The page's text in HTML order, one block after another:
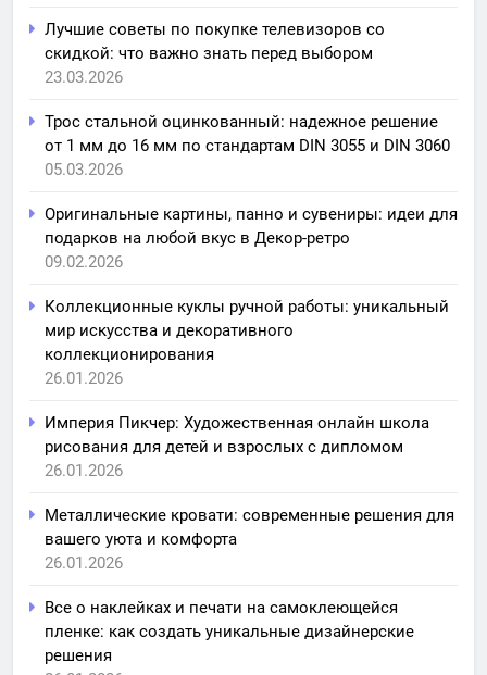
Лучшие советы по покупке телевизоров со
скидкой: что важно знать перед выбором
23.03.2026
Трос стальной оцинкованный: надежное решение
от 1 мм до 16 мм по стандартам DIN 3055 и DIN 3060
05.03.2026
Оригинальные картины, панно и сувениры: идеи для
подарков на любой вкус в Декор-ретро
09.02.2026
Коллекционные куклы ручной работы: уникальный
мир искусства и декоративного
коллекционирования
26.01.2026
Империя Пикчер: Художественная онлайн школа
рисования для детей и взрослых с дипломом
26.01.2026
Металлические кровати: современные решения для
вашего уюта и комфорта
26.01.2026
Все о наклейках и печати на самоклеющейся
пленке: как создать уникальные дизайнерские
решения